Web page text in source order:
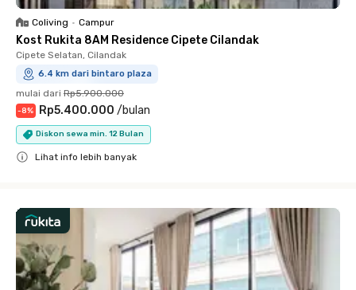
Coliving • Campur
Kost Rukita 8AM Residence Cipete Cilandak
Cipete Selatan, Cilandak
6.4 km dari bintaro plaza
mulai dari Rp5.900.000
-8% Rp5.400.000 /bulan
Diskon sewa min. 12 Bulan
Lihat info lebih banyak